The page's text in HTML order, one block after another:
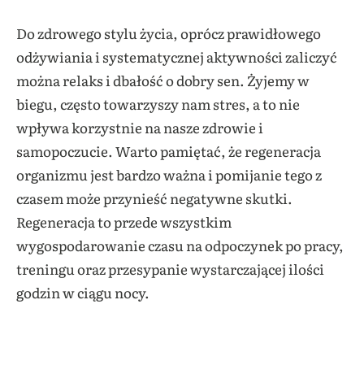
Do zdrowego stylu życia, oprócz prawidłowego
odżywiania i systematycznej aktywności zaliczyć
można relaks i dbałość o dobry sen. Żyjemy w
biegu, często towarzyszy nam stres, a to nie
wpływa korzystnie na nasze zdrowie i
samopoczucie. Warto pamiętać, że regeneracja
organizmu jest bardzo ważna i pomijanie tego z
czasem może przynieść negatywne skutki.
Regeneracja to przede wszystkim
wygospodarowanie czasu na odpoczynek po pracy,
treningu oraz przesypanie wystarczającej ilości
godzin w ciągu nocy.